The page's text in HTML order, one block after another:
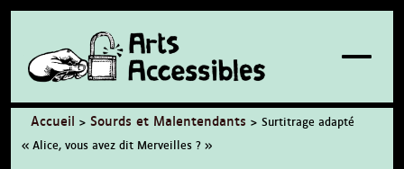
À propos / Contact
Accueil > Sourds et Malentendants > Surtitrage adapté
« Alice, vous avez dit Merveilles ? »